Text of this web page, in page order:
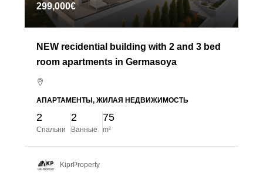
299,000€
NEW recidential building with 2 and 3 bed
room apartments in Germasoya
АПАРТАМЕНТЫ, ЖИЛАЯ НЕДВИЖИМОСТЬ
2
Спальни
2
Ванные
75
m²
KiprProperty